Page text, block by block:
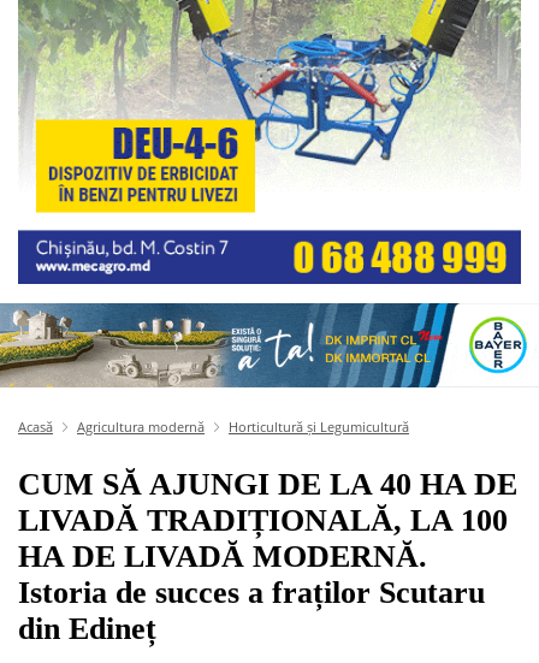
Acasă Agricultura modernă Horticultură și Legumicultură
CUM SĂ AJUNGI DE LA 40 HA DE
LIVADĂ TRADIȚIONALĂ, LA 100
HA DE LIVADĂ MODERNĂ.
Istoria de succes a fraților Scutaru
din Edineț